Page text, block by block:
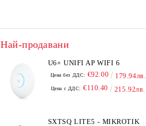
Най-продавани
U6+ UNIFI AP WIFI 6
Цена без ДДС: €92.00 179.94лв.
Цена с ДДС: €110.40 215.92лв.
SXTSQ LITE5 - MIKROTIK